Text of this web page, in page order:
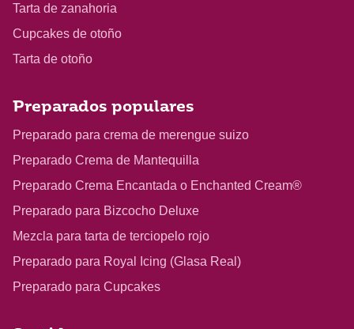
Tarta de zanahoria
Cupcakes de otoño
Tarta de otoño
Preparados populares
Preparado para crema de merengue suizo
Preparado Crema de Mantequilla
Preparado Crema Encantada o Enchanted Cream®
Preparado para Bizcocho Deluxe
Mezcla para tarta de terciopelo rojo
Preparado para Royal Icing (Glasa Real)
Preparado para Cupcakes